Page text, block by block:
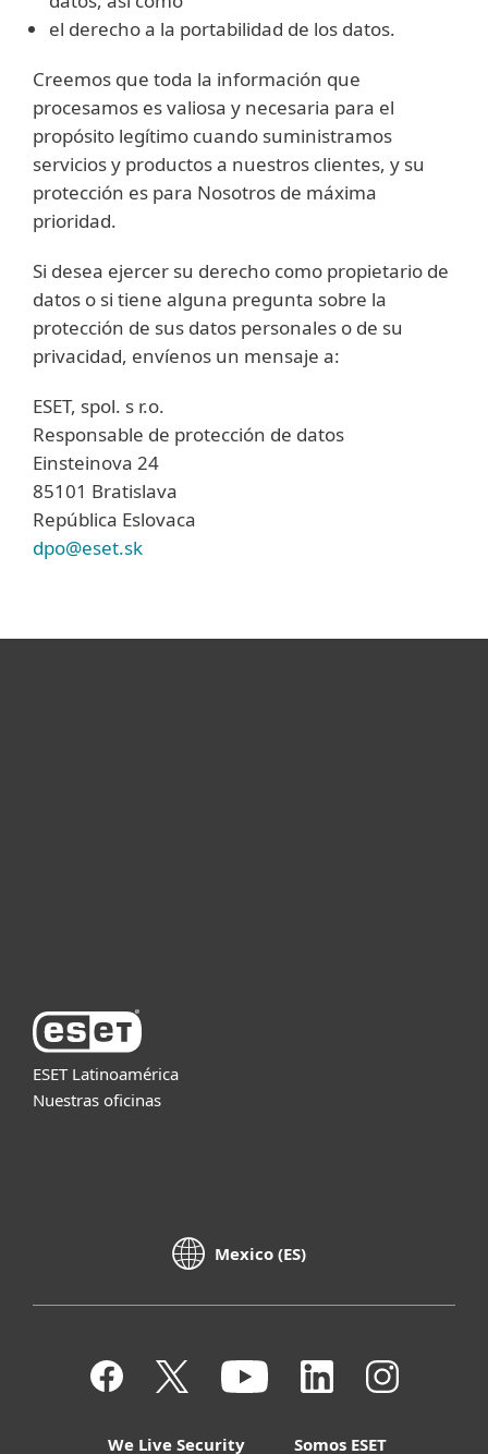
el derecho a la portabilidad de los datos.
Creemos que toda la información que
procesamos es valiosa y necesaria para el
propósito legítimo cuando suministramos
servicios y productos a nuestros clientes, y su
protección es para Nosotros de máxima
prioridad.
Si desea ejercer su derecho como propietario de
datos o si tiene alguna pregunta sobre la
protección de sus datos personales o de su
privacidad, envíenos un mensaje a:
ESET, spol. s r.o.
Responsable de protección de datos
Einsteinova 24
85101 Bratislava
República Eslovaca
dpo@eset.sk
ESET Latinoamérica
Nuestras oficinas
Mexico (ES)
We Live Security Somos ESET